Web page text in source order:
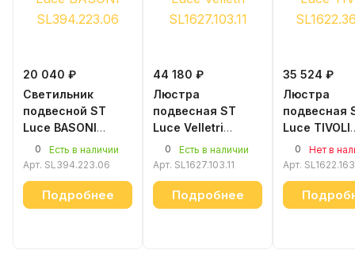
20 040 ₽
Светильник
подвесной ST
Luce BASONI
SL394.223.06
0
Есть в наличии
Арт. SL394.223.06
Подробнее
44 180 ₽
Люстра
подвесная ST
Luce Velletri
SL1627.103.11
0
Есть в наличии
Арт. SL1627.103.11
Подробнее
35 524 ₽
Люстра
подвесная
Luce TIVOLI
0
Нет в
Арт.